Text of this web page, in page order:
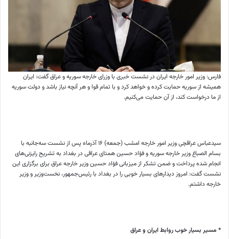
فارس: وزیر امور خارجه ایران در نشست خبری با وزرای خارجه سوریه و عراق گفت: ایران
همیشه از سوریه حمایت کرده و خواهد کرد و با تمام قوا و هر آنچه نیاز باشد و دولت سوریه
از ما درخواست کند، از آن حمایت می‌کنیم.
سیدعباس عراقچی وزیر امور خارجه امشب (جمعه) ۱۶ آذرماه پس از نشست سه‌جانبه با
بسام الصباغ وزیر خارجه سوریه و فؤاد حسین همتای عراقی در بغداد به تشریح رایزنی‌های
انجام شده پرداخت و ضمن تشکر از میزبانی فؤاد حسین وزیر خارجه عراق برای برگزاری این
نشست گفت: امروز دیدارهای بسیار خوبی را در بغداد با رئیس‌جمهور، نخست‌وزیر و وزیر
خارجه داشتم.
* مسیر بسیار خوب روابط ایران و عراق